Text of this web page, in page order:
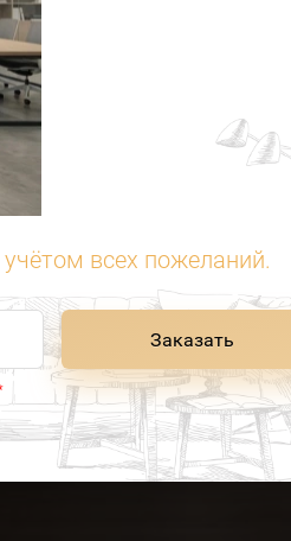
всех пожеланий.
Заказать